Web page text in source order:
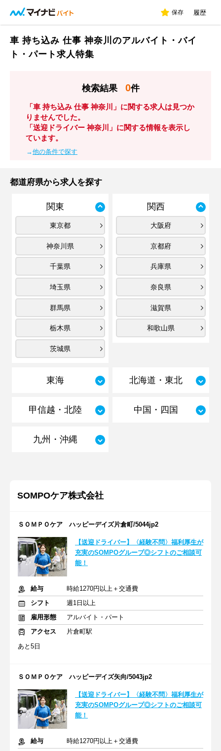
保存 履歴
車 持ち込み 仕事 神奈川のアルバイト・バイ
ト・パート求人特集
検索結果 0件
「車 持ち込み 仕事 神奈川」に関する求人は見つか
りませんでした。
「送迎ドライバー 神奈川」に関する情報を表示し
ています。
→他の条件で探す
都道府県から求人を探す
関東
東京都
神奈川県
千葉県
埼玉県
群馬県
栃木県
茨城県
関西
大阪府
京都府
兵庫県
奈良県
滋賀県
和歌山県
東海 北海道・東北
甲信越・北陸 中国・四国
九州・沖縄
SOMPOケア株式会社
ＳＯＭＰＯケア ハッピーデイズ片倉町/5044jp2
【送迎ドライバー】〈経験不問〉福利厚生が
充実のSOMPOグループ◎シフトのご相談可
能！
給与
時給1270円以上＋交通費
シフト
週1日以上
雇用形態
アルバイト・パート
アクセス
片倉町駅
あと5日
ＳＯＭＰＯケア ハッピーデイズ矢向/5043jp2
【送迎ドライバー】〈経験不問〉福利厚生が
充実のSOMPOグループ◎シフトのご相談可
能！
給与
時給1270円以上＋交通費